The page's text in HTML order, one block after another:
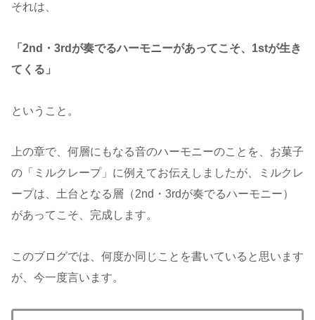
それは、
「2nd・3rdが奏でるハーモニーがあってこそ、1stが生き
てくる」
ということ。
上の章で、何層にもなる音のハーモニーのことを、お菓子
の「ミルクレープ」に例えてお伝えしましたが、ミルクレ
ープは、土台となる層（2nd・3rdが奏でるハーモニー）
があってこそ、完成します。
このブログでは、何度か同じことを書いていると思います
が、今一度言います。